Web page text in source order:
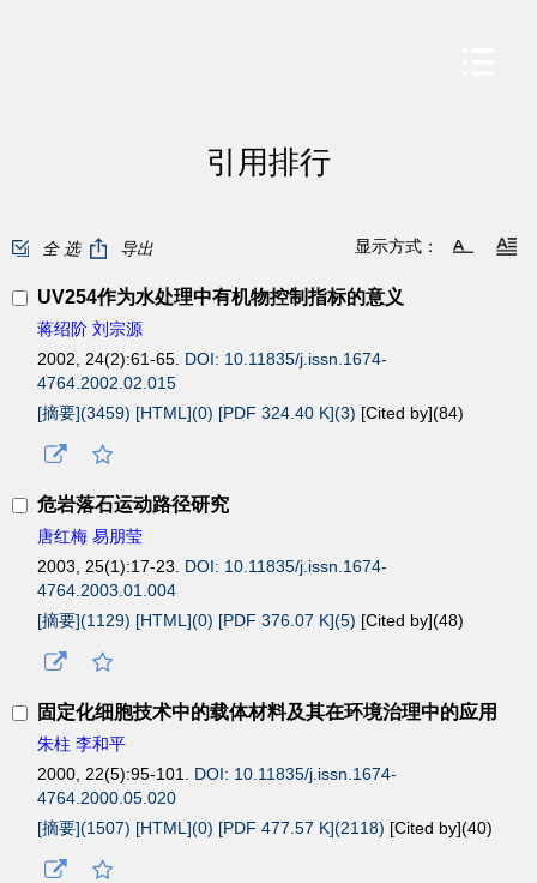
引用排行
全 选 导出 显示方式：
UV254作为水处理中有机物控制指标的意义
蒋绍阶 刘宗源
2002, 24(2):61-65. DOI: 10.11835/j.issn.1674-
4764.2002.02.015
[摘要](3459) [HTML](0) [PDF 324.40 K](3) [Cited by](84)
危岩落石运动路径研究
唐红梅 易朋莹
2003, 25(1):17-23. DOI: 10.11835/j.issn.1674-
4764.2003.01.004
[摘要](1129) [HTML](0) [PDF 376.07 K](5) [Cited by](48)
固定化细胞技术中的载体材料及其在环境治理中的应用
朱柱 李和平
2000, 22(5):95-101. DOI: 10.11835/j.issn.1674-
4764.2000.05.020
[摘要](1507) [HTML](0) [PDF 477.57 K](2118) [Cited by](40)